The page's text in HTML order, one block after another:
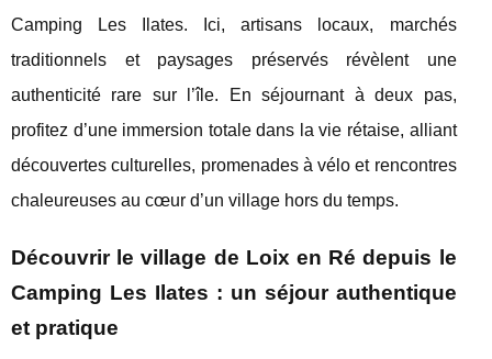
Camping Les Ilates. Ici, artisans locaux, marchés
traditionnels et paysages préservés révèlent une
authenticité rare sur l’île. En séjournant à deux pas,
profitez d’une immersion totale dans la vie rétaise, alliant
découvertes culturelles, promenades à vélo et rencontres
chaleureuses au cœur d’un village hors du temps.
Découvrir le village de Loix en Ré depuis le
Camping Les Ilates : un séjour authentique
et pratique